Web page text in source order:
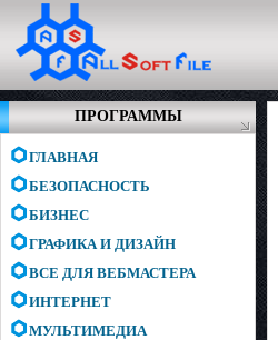
ПРОГРАММЫ
ГЛАВНАЯ
БЕЗОПАСНОСТЬ
БИЗНЕС
ГРАФИКА И ДИЗАЙН
ВСЕ ДЛЯ ВЕБМАСТЕРА
ИНТЕРНЕТ
МУЛЬТИМЕДИА